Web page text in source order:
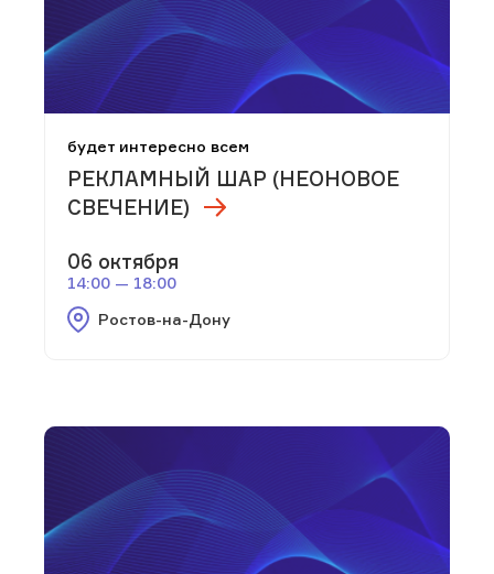
будет интересно всем
РЕКЛАМНЫЙ ШАР (НЕОНОВОЕ
СВЕЧЕНИЕ)
06 октября
14:00 — 18:00
Ростов-на-Дону